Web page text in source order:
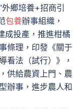
鄉培養+招商引
包養辦事組織，
成投產，推進柑橘
條理，印發《關于
看法（試行）》，
供給農資上門、農
辦事，進步農人和